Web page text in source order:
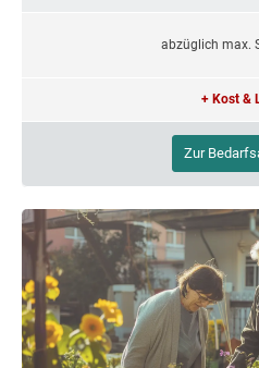
abzüglich max.
+ Kost &
Zur